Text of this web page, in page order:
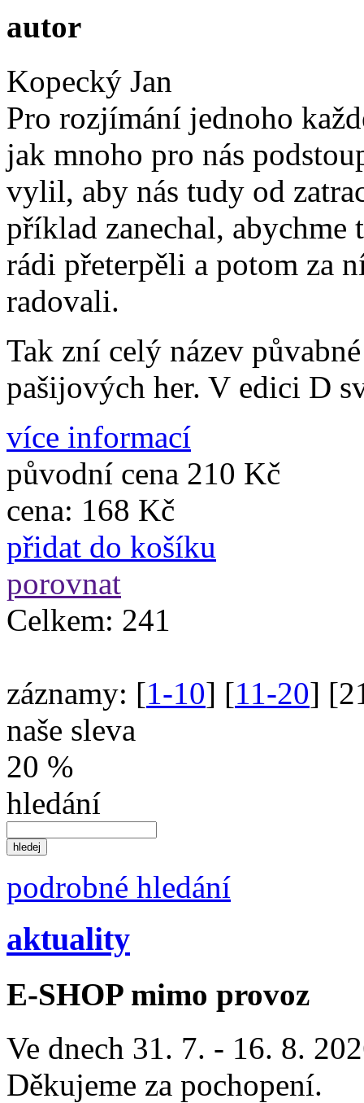
autor
Kopecký Jan
Pro rozjímání jednoho
jak mnoho pro nás
vylil, aby nás tudy od
příklad zanechal, abychme
rádi přeterpěli a potom za
radovali.
Tak zní celý název
pašijových her. V edici D
více informací
původní cena 210 Kč
cena: 168 Kč
přidat do košíku
porovnat
Celkem: 241
záznamy: [1-10] [11-20] [
naše sleva
20 %
hledání
podrobné hledání
aktuality
E-SHOP mimo provoz
Ve dnech 31. 7. - 16. 8.
Děkujeme za pochopení.